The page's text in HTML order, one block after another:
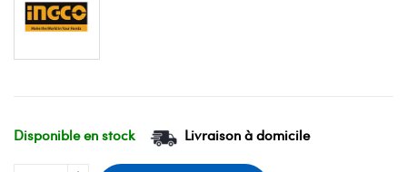
Disponible en stock Livraison à domicile